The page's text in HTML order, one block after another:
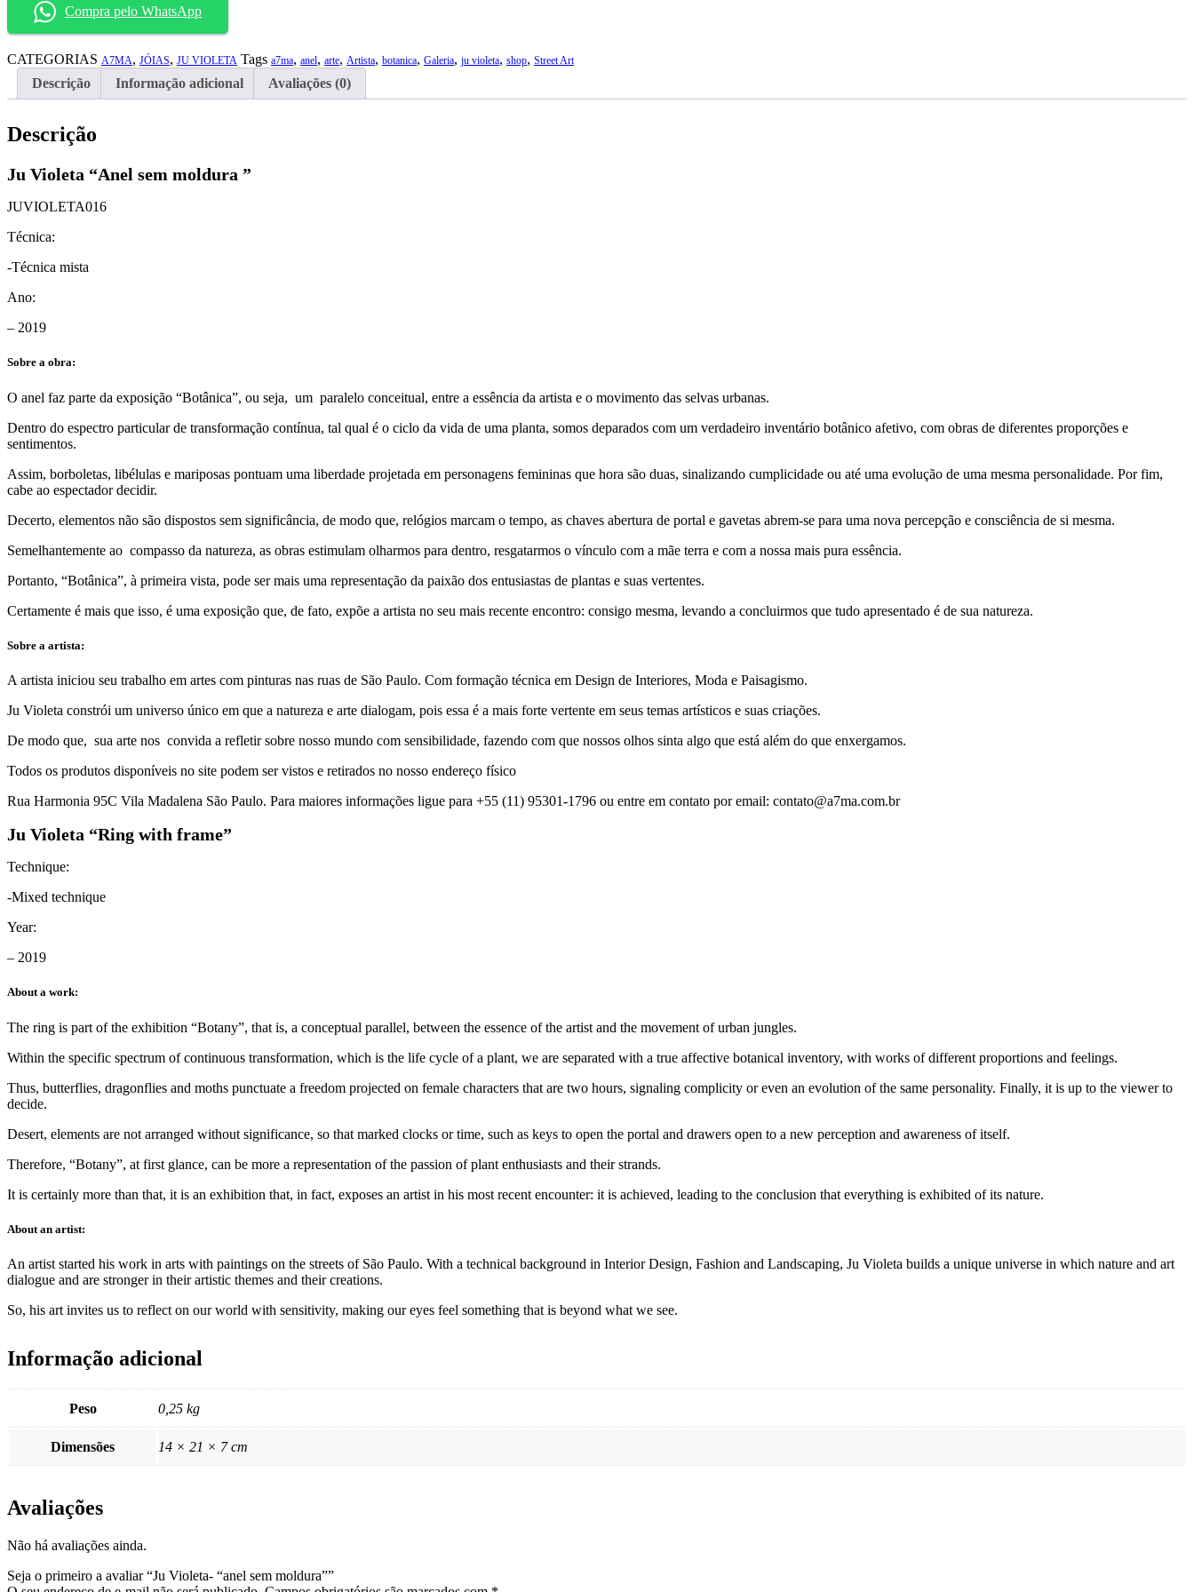
moldura"
quantidade
Compra pelo WhatsApp
CATEGORIAS A7MA, JÓIAS, JU VIOLETA Tags a7ma, anel, arte, Artista, botanica, Galeria, ju violeta, shop, Street Art
Descrição Informação adicional Avaliações (0)
Descrição
Ju Violeta “Anel sem moldura ”
JUVIOLETA016
Técnica:
-Técnica mista
Ano:
– 2019
Sobre a obra:
O anel faz parte da exposição “Botânica”, ou seja, um paralelo conceitual, entre a essência da artista e o movimento das selvas urbanas.
Dentro do espectro particular de transformação contínua, tal qual é o ciclo da vida de uma planta, somos deparados com um verdadeiro inventário botânico afetivo, com obras de diferentes proporções e
sentimentos.
Assim, borboletas, libélulas e mariposas pontuam uma liberdade projetada em personagens femininas que hora são duas, sinalizando cumplicidade ou até uma evolução de uma mesma personalidade. Por fim,
cabe ao espectador decidir.
Decerto, elementos não são dispostos sem significância, de modo que, relógios marcam o tempo, as chaves abertura de portal e gavetas abrem-se para uma nova percepção e consciência de si mesma.
Semelhantemente ao compasso da natureza, as obras estimulam olharmos para dentro, resgatarmos o vínculo com a mãe terra e com a nossa mais pura essência.
Portanto, “Botânica”, à primeira vista, pode ser mais uma representação da paixão dos entusiastas de plantas e suas vertentes.
Certamente é mais que isso, é uma exposição que, de fato, expõe a artista no seu mais recente encontro: consigo mesma, levando a concluirmos que tudo apresentado é de sua natureza.
Sobre a artista:
A artista iniciou seu trabalho em artes com pinturas nas ruas de São Paulo. Com formação técnica em Design de Interiores, Moda e Paisagismo.
Ju Violeta constrói um universo único em que a natureza e arte dialogam, pois essa é a mais forte vertente em seus temas artísticos e suas criações.
De modo que, sua arte nos convida a refletir sobre nosso mundo com sensibilidade, fazendo com que nossos olhos sinta algo que está além do que enxergamos.
Todos os produtos disponíveis no site podem ser vistos e retirados no nosso endereço físico
Rua Harmonia 95C Vila Madalena São Paulo. Para maiores informações ligue para +55 (11) 95301-1796 ou entre em contato por email: contato@a7ma.com.br
Ju Violeta “Ring with frame”
Technique:
-Mixed technique
Year:
– 2019
About a work:
The ring is part of the exhibition “Botany”, that is, a conceptual parallel, between the essence of the artist and the movement of urban jungles.
Within the specific spectrum of continuous transformation, which is the life cycle of a plant, we are separated with a true affective botanical inventory, with works of different proportions and feelings.
Thus, butterflies, dragonflies and moths punctuate a freedom projected on female characters that are two hours, signaling complicity or even an evolution of the same personality. Finally, it is up to the viewer to
decide.
Desert, elements are not arranged without significance, so that marked clocks or time, such as keys to open the portal and drawers open to a new perception and awareness of itself.
Therefore, “Botany”, at first glance, can be more a representation of the passion of plant enthusiasts and their strands.
It is certainly more than that, it is an exhibition that, in fact, exposes an artist in his most recent encounter: it is achieved, leading to the conclusion that everything is exhibited of its nature.
About an artist:
An artist started his work in arts with paintings on the streets of São Paulo. With a technical background in Interior Design, Fashion and Landscaping, Ju Violeta builds a unique universe in which nature and art
dialogue and are stronger in their artistic themes and their creations.
So, his art invites us to reflect on our world with sensitivity, making our eyes feel something that is beyond what we see.
Informação adicional
Peso 0,25 kg
Dimensões 14 × 21 × 7 cm
Avaliações
Não há avaliações ainda.
Seja o primeiro a avaliar “Ju Violeta- “anel sem moldura””